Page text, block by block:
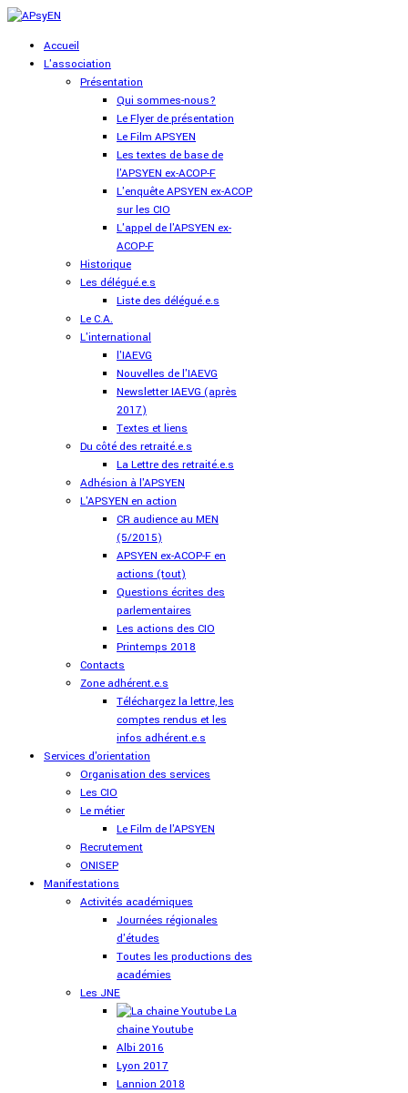
Accueil
L'association
Présentation
Qui sommes-nous?
Le Flyer de présentation
Le Film APSYEN
Les textes de base de
l'APSYEN ex-ACOP-F
L'enquête APSYEN ex-ACOP
sur les CIO
L'appel de l'APSYEN ex-
ACOP-F
Historique
Les délégué.e.s
Liste des délégué.e.s
Le C.A.
L'international
l'IAEVG
Nouvelles de l'IAEVG
Newsletter IAEVG (après
2017)
Textes et liens
Du côté des retraité.e.s
La Lettre des retraité.e.s
Adhésion à l'APSYEN
L'APSYEN en action
CR audience au MEN
(5/2015)
APSYEN ex-ACOP-F en
actions (tout)
Questions écrites des
parlementaires
Les actions des CIO
Printemps 2018
Contacts
Zone adhérent.e.s
Téléchargez la lettre, les
comptes rendus et les
infos adhérent.e.s
Services d'orientation
Organisation des services
Les CIO
Le métier
Le Film de l'APSYEN
Recrutement
ONISEP
Manifestations
Activités académiques
Journées régionales
d'études
Toutes les productions des
académies
Les JNE
La
chaine Youtube
Albi 2016
Lyon 2017
Lannion 2018